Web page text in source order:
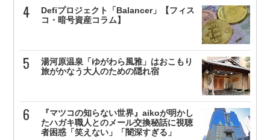
Defiプロジェクト「Balancer」【フィス
コ・暗号資産コラム】
湯河原温泉「ゆがわら風雅」はおこもり
旅がかなう大人のための隠れ宿
『マツコの知らない世界』aikoが明かし
たハガキ職人とのメール交換秘話に視聴
者困惑「笑えない」「闇深すぎる」